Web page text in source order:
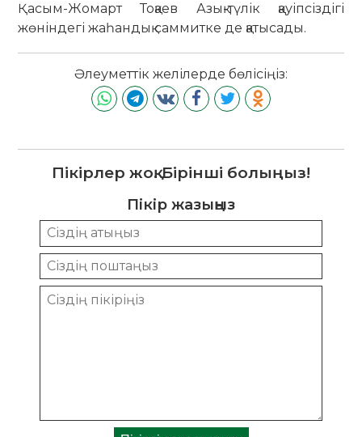
Қасым-Жомарт Тоқаев Азық-түлік қауіпсіздігі
жөніндегі жаһандық саммитке де қатысады.
Әлеуметтік желілерде бөлісіңіз:
Пікірлер жоқ. Бірінші болыңыз!
Пікір жазыңыз